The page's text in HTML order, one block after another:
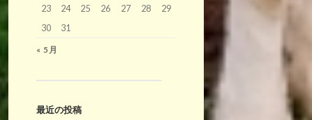
23
24 25 26 27 28
29
30
31
« 5月
最近の投稿